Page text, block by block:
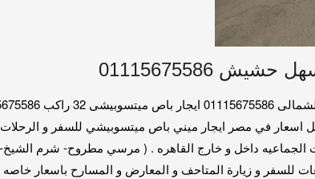
01115675586
الجماعيه داخل و خارج القاهره . ( مرسي مطروح- شرم
للسفر و زيارة المتاحف و المعارض و المسارح باسعار